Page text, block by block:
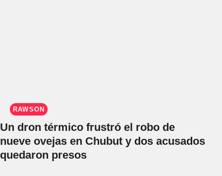
RAWSON
Un dron térmico frustró el robo de
nueve ovejas en Chubut y dos acusados
quedaron presos